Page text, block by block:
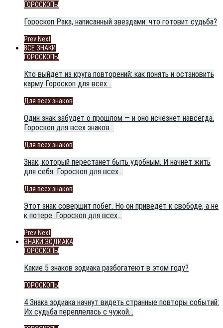
ГОРОСКОПЫ
Гороскоп Рака, написанный звездами: что готовит судьба?
Prev Next
ВСЕ ЗНАКИ
ГОРОСКОПЫ
Кто выйдет из круга повторений: как понять и остановить
карму Гороскоп для всех…
Для всех знаков
Один знак забудет о прошлом — и оно исчезнет навсегда.
Гороскоп для всех знаков…
Для всех знаков
Знак, который перестанет быть удобным. И начнёт жить
для себя. Гороскоп для всех…
Для всех знаков
Этот знак совершит побег. Но он приведёт к свободе, а не
к потере. Гороскоп для всех…
Prev Next
ЗНАКИ ЗОДИАКА
ГОРОСКОПЫ
Какие 5 знаков зодиака разбогатеют в этом году?
ГОРОСКОПЫ
4 Знака зодиака начнут видеть странные повторы событий:
Их судьба переплелась с чужой…